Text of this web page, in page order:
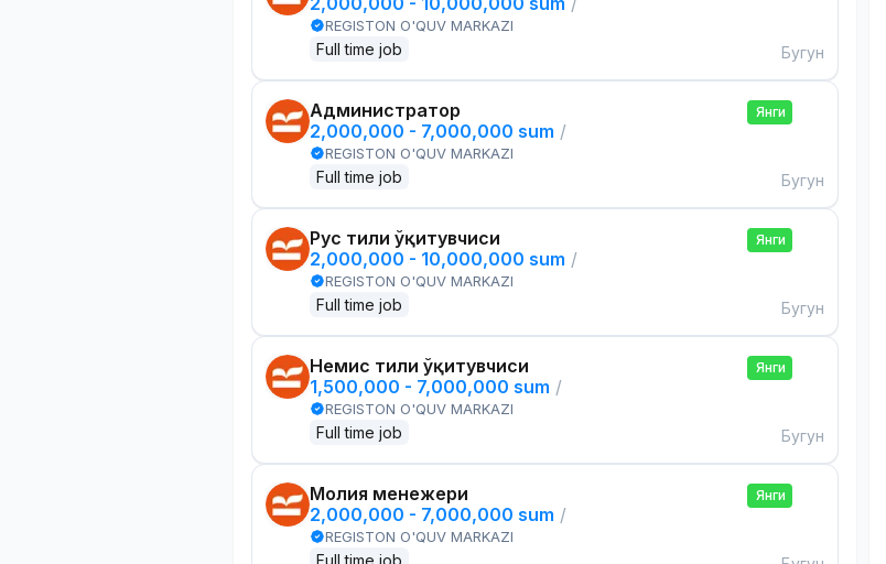
REGISTON O'QUV MARKAZI
Full time job Бугун
Администратор
2,000,000 - 7,000,000 sum /
REGISTON O'QUV MARKAZI
Full time job
Янги
Бугун
Рус тили ўқитувчиси
2,000,000 - 10,000,000 sum /
REGISTON O'QUV MARKAZI
Full time job
Янги
Бугун
Немис тили ўқитувчиси
1,500,000 - 7,000,000 sum /
REGISTON O'QUV MARKAZI
Full time job
Янги
Бугун
Молия менежери
2,000,000 - 7,000,000 sum /
REGISTON O'QUV MARKAZI
Full time job
Янги